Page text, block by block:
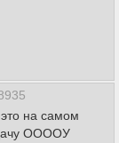
на самом
ООООУ